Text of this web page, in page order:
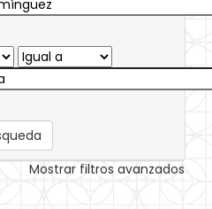
Mostrar filtros avanzados